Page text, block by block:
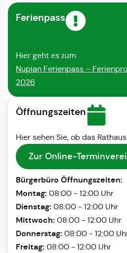
Ferienpass
Hier geht es zum
Nupian Ferienpass –
2026
Öffnungszeiten
Hier sehen Sie, ob das
Zur Online-
Bürgerbüro Öffnungszeiten:
Montag: 08:00 - 12:00 Uhr
Dienstag: 08:00 - 12:00 Uhr
Mittwoch: 08:00 - 12:00 Uhr
Donnerstag: 08:00 - 12:00
Freitag: 08:00 - 12:00 Uhr